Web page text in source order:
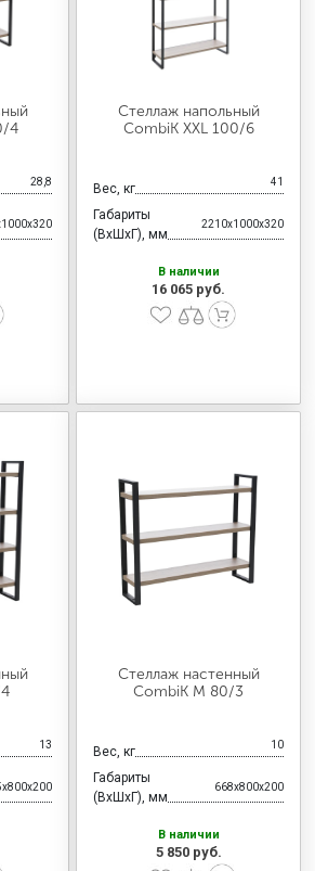
4
28,8
Стеллаж напольный
CombiK XXL 100/6
Вес, кг 41
Габариты
(ВхШхГ), мм
2210x1000x320
В наличии
16 065 руб.
13
Стеллаж настенный
CombiK M 80/3
Вес, кг 10
Габариты
(ВхШхГ), мм
668x800x200
В наличии
5 850 руб.